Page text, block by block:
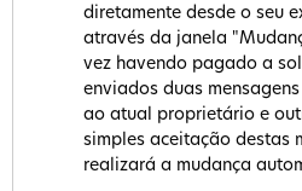
diretamente desde o seu
através da janela
vez havendo pagado a
enviados duas
ao atual proprietário e
simples aceitação destas
realizará a mudança